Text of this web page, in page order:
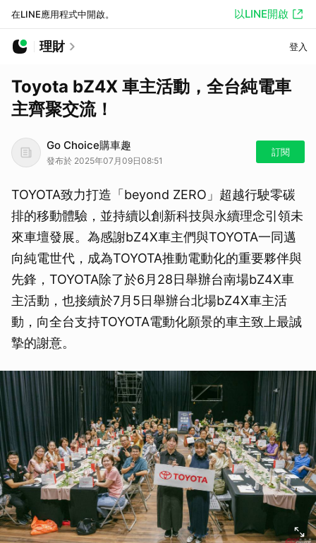
在LINE應用程式中開啟。 以LINE開啟
理財 登入
Toyota bZ4X 車主活動，全台純電車
主齊聚交流！
Go Choice購車趣
發布於 2025年07月09日08:51
訂閱
TOYOTA致力打造「beyond ZERO」超越行駛零碳
排的移動體驗，並持續以創新科技與永續理念引領未
來車壇發展。為感謝bZ4X車主們與TOYOTA一同邁
向純電世代，成為TOYOTA推動電動化的重要夥伴與
先鋒，TOYOTA除了於6月28日舉辦台南場bZ4X車
主活動，也接續於7月5日舉辦台北場bZ4X車主活
動，向全台支持TOYOTA電動化願景的車主致上最誠
摯的謝意。